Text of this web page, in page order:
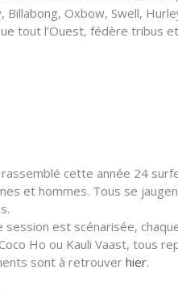
Oxbow, Swell,
tout l’Ouest, fédère tribus
rassemblé cette année 24
et hommes. Tous se
est scénarisée,
Ho ou Kauli Vaast, tous
sont à retrouver hier.